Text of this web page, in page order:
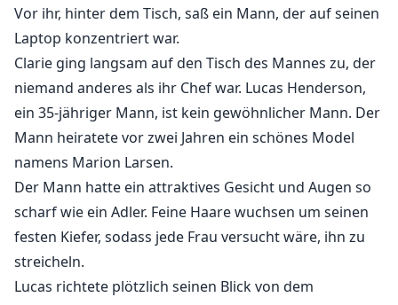
Vor ihr, hinter dem Tisch, saß ein Mann, der auf seinen
Laptop konzentriert war.
Clarie ging langsam auf den Tisch des Mannes zu, der
niemand anderes als ihr Chef war. Lucas Henderson,
ein 35-jähriger Mann, ist kein gewöhnlicher Mann. Der
Mann heiratete vor zwei Jahren ein schönes Model
namens Marion Larsen.
Der Mann hatte ein attraktives Gesicht und Augen so
scharf wie ein Adler. Feine Haare wuchsen um seinen
festen Kiefer, sodass jede Frau versucht wäre, ihn zu
streicheln.
Lucas richtete plötzlich seinen Blick von dem